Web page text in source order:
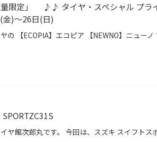
量限定」 ♪♪ タイヤ・スペシャル プ
金)～26日(日)